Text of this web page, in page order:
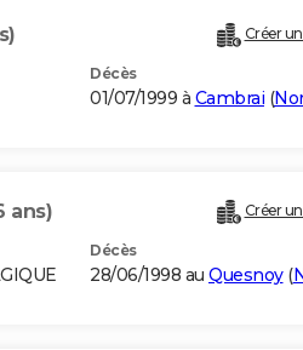
Créer
Décès
01/07/1999 à Cambrai (
ans) Créer
Décès
28/06/1998 au Quesnoy(